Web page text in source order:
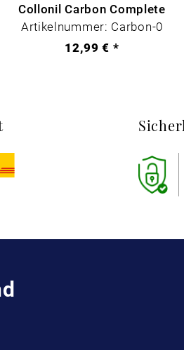
Collonil Carbon Complete
Artikelnummer: Carbon-0
12,99 € *